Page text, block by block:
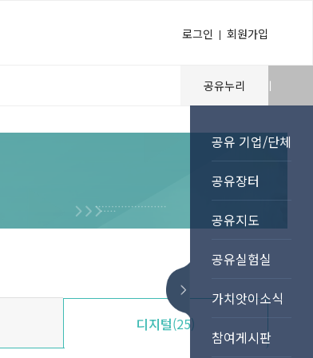
로그인 회원가입
공유누리바로가기
공유 기업/단체
공유장터
공유지도
공유실험실
가치앗이소식
참여게시판
디지털(25)